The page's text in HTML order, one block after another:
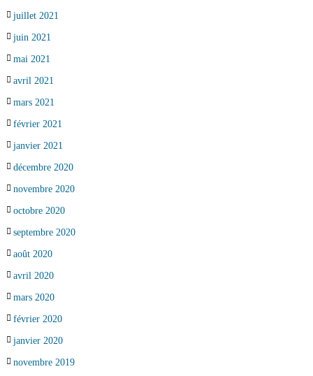
juillet 2021
juin 2021
mai 2021
avril 2021
mars 2021
février 2021
janvier 2021
décembre 2020
novembre 2020
octobre 2020
septembre 2020
août 2020
avril 2020
mars 2020
février 2020
janvier 2020
novembre 2019